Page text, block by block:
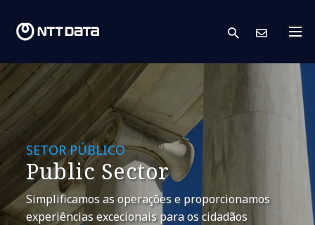
search
SETOR PÚBLICO
Public Sector
Simplificamos as operações e proporcionamos
experiências excecionais para os cidadãos